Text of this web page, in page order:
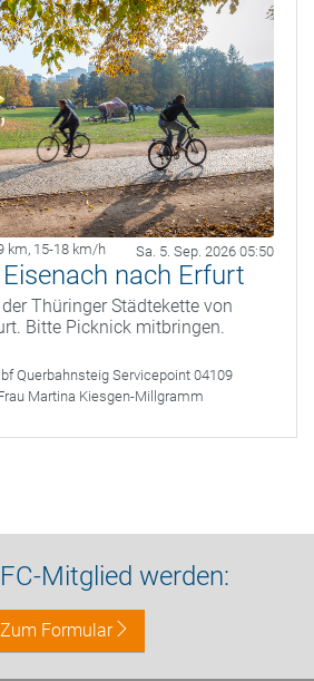
km, 15-18 km/h Sa. 5. Sep. 2026 05:50
nach Erfurt
Thüringer Städtekette von
Bitte Picknick mitbringen.
Querbahnsteig Servicepoint 04109
Martina Kiesgen-Millgramm
Mitglied werden:
Zum Formular